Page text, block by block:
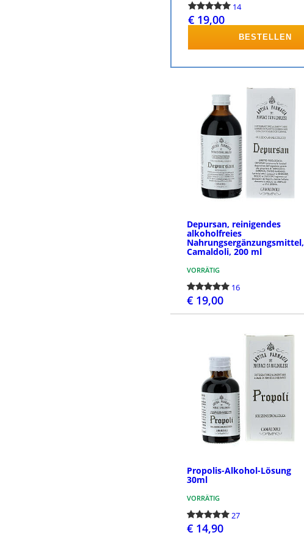
14
€ 19,00
BESTELLEN
Depursan, reinigendes
alkoholfreies
Nahrungsergänzungsmittel,
Camaldoli, 200 ml
VORRÄTIG
16
€ 19,00
Propolis-Alkohol-Lösung
30ml
VORRÄTIG
27
€ 14,90